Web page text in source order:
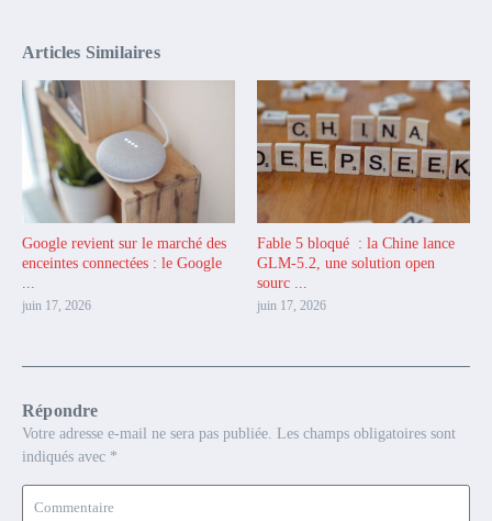
Articles Similaires
Google revient sur le marché des
enceintes connectées : le Google
juin 17, 2026
Fable 5 bloqué : la Chine lance
GLM-5.2, une solution open
sourc ...
juin 17, 2026
Répondre
Votre adresse e-mail ne sera pas publiée. Les champs obligatoires sont
indiqués avec *